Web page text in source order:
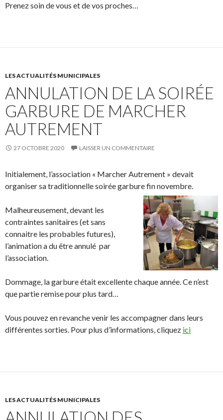
Prenez soin de vous et de vos proches…
LES ACTUALITÉS MUNICIPALES
ANNULATION DE LA SOIRÉE
GARBURE DE MARCHER
AUTREMENT
27 OCTOBRE 2020 LAISSER UN COMMENTAIRE
Initialement, l’association « Marcher Autrement » devait
organiser sa traditionnelle soirée garbure fin novembre.
Malheureusement, devant les
contraintes sanitaires (et sans
connaitre les probables futures),
l’animation a du être annulé par
l’association.
Dommage, la garbure était excellente chaque année. Ce n’est
que partie remise pour plus tard…
Vous pouvez en revanche venir les accompagner dans leurs
différentes sorties. Pour plus d’informations, cliquez ici
LES ACTUALITÉS MUNICIPALES